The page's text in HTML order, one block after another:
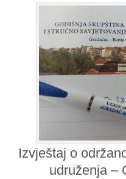
Izvještaj o
udruženja –